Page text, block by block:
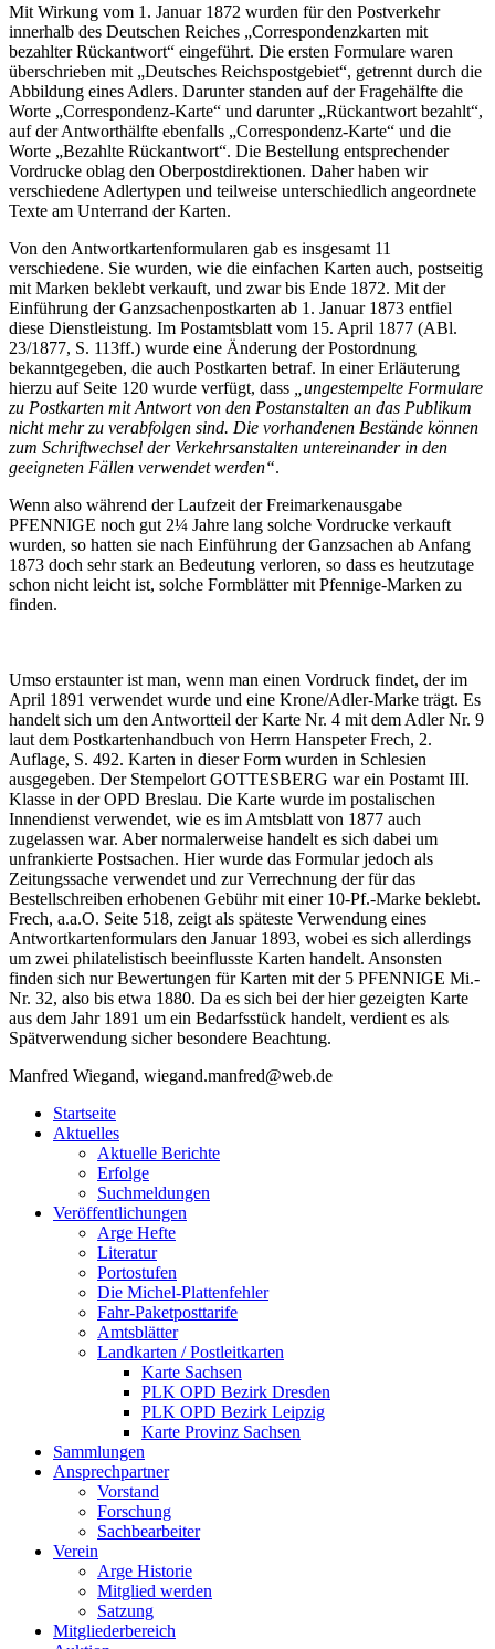
Mit Wirkung vom 1. Januar 1872 wurden für den Postverkehr
innerhalb des Deutschen Reiches „Correspondenzkarten mit
bezahlter Rückantwort“ eingeführt. Die ersten Formulare waren
überschrieben mit „Deutsches Reichspostgebiet“, getrennt durch die
Abbildung eines Adlers. Darunter standen auf der Fragehälfte die
Worte „Correspondenz-Karte“ und darunter „Rückantwort bezahlt“,
auf der Antworthälfte ebenfalls „Correspondenz-Karte“ und die
Worte „Bezahlte Rückantwort“. Die Bestellung entsprechender
Vordrucke oblag den Oberpostdirektionen. Daher haben wir
verschiedene Adlertypen und teilweise unterschiedlich angeordnete
Texte am Unterrand der Karten.
Von den Antwortkartenformularen gab es insgesamt 11
verschiedene. Sie wurden, wie die einfachen Karten auch, postseitig
mit Marken beklebt verkauft, und zwar bis Ende 1872. Mit der
Einführung der Ganzsachenpostkarten ab 1. Januar 1873 entfiel
diese Dienstleistung. Im Postamtsblatt vom 15. April 1877 (ABl.
23/1877, S. 113ff.) wurde eine Änderung der Postordnung
bekanntgegeben, die auch Postkarten betraf. In einer Erläuterung
hierzu auf Seite 120 wurde verfügt, dass
„ungestempelte Formulare
zu Postkarten mit Antwort von den Postanstalten an das Publikum
nicht mehr zu verabfolgen sind. Die vorhandenen Bestände können
zum Schriftwechsel der Verkehrsanstalten untereinander in den
geeigneten Fällen verwendet werden“.
Wenn also während der Laufzeit der Freimarkenausgabe
PFENNIGE noch gut 2¼ Jahre lang solche Vordrucke verkauft
wurden, so hatten sie nach Einführung der Ganzsachen ab Anfang
1873 doch sehr stark an Bedeutung verloren, so dass es heutzutage
schon nicht leicht ist, solche Formblätter mit Pfennige-Marken zu
finden.
Umso erstaunter ist man, wenn man einen Vordruck findet, der im
April 1891 verwendet wurde und eine Krone/Adler-Marke trägt. Es
handelt sich um den Antwortteil der Karte Nr. 4 mit dem Adler Nr. 9
laut dem Postkartenhandbuch von Herrn Hanspeter Frech, 2.
Auflage, S. 492. Karten in dieser Form wurden in Schlesien
ausgegeben. Der Stempelort GOTTESBERG war ein Postamt III.
Klasse in der OPD Breslau. Die Karte wurde im postalischen
Innendienst verwendet, wie es im Amtsblatt von 1877 auch
zugelassen war. Aber normalerweise handelt es sich dabei um
unfrankierte Postsachen. Hier wurde das Formular jedoch als
Zeitungssache verwendet und zur Verrechnung der für das
Bestellschreiben erhobenen Gebühr mit einer 10-Pf.-Marke beklebt.
Frech, a.a.O. Seite 518, zeigt als späteste Verwendung eines
Antwortkartenformulars den Januar 1893, wobei es sich allerdings
um zwei philatelistisch beeinflusste Karten handelt. Ansonsten
finden sich nur Bewertungen für Karten mit der 5 PFENNIGE Mi.-
Nr. 32, also bis etwa 1880. Da es sich bei der hier gezeigten Karte
aus dem Jahr 1891 um ein Bedarfsstück handelt, verdient es als
Spätverwendung sicher besondere Beachtung.
Manfred Wiegand, wiegand.manfred@web.de
Startseite
Aktuelles
Aktuelle Berichte
Erfolge
Suchmeldungen
Veröffentlichungen
Arge Hefte
Literatur
Portostufen
Die Michel-Plattenfehler
Fahr-Paketposttarife
Amtsblätter
Landkarten / Postleitkarten
Karte Sachsen
PLK OPD Bezirk Dresden
PLK OPD Bezirk Leipzig
Karte Provinz Sachsen
Sammlungen
Ansprechpartner
Vorstand
Forschung
Sachbearbeiter
Verein
Arge Historie
Mitglied werden
Satzung
Mitgliederbereich